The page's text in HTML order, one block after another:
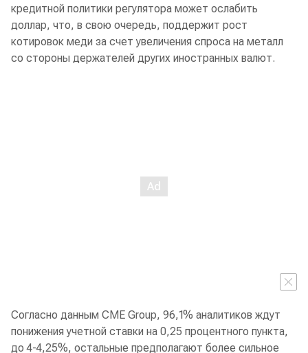
кредитной политики регулятора может ослабить
доллар, что, в свою очередь, поддержит рост
котировок меди за счет увеличения спроса на металл
со стороны держателей других иностранных валют.
Согласно данным CME Group, 96,1% аналитиков ждут
понижения учетной ставки на 0,25 процентного пункта,
до 4-4,25%, остальные предполагают более сильное